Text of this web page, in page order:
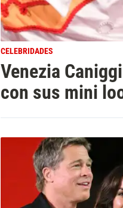
CELEBRIDADES
Venezia
con sus mini